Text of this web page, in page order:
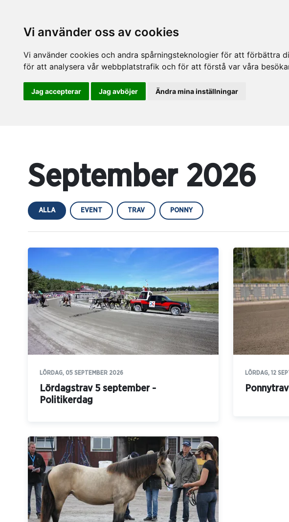
Vi använder oss av cookies
Vi använder cookies och andra spårningsteknologier för att förbättra
för att analysera vår webbplatstrafik och för att förstå var våra
Jag accepterar Jag avböjer Ändra mina inställningar
September 2026
ALLA EVENT TRAV PONNY
LÖRDAG, 05 SEPTEMBER 2026
Lördagstrav 5 september -
Politikerdag
LÖRDAG, 12
Ponnytrav